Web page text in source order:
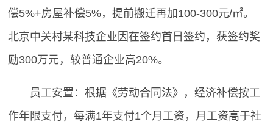
偿5%+房屋补偿5%，提前搬迁再加100-300元/㎡。
北京中关村某科技企业因在签约首日签约，获签约奖
励300万元，较普通企业高20%。
员工安置：根据《劳动合同法》，经济补偿按工
作年限支付，每满1年支付1个月工资，月工资高于社